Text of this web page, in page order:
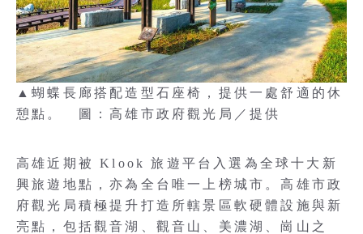
▲蝴蝶長廊搭配造型石座椅，提供一處舒適的休
憩點。 圖：高雄市政府觀光局／提供
高雄近期被 Klook 旅遊平台入選為全球十大新
興旅遊地點，亦為全台唯一上榜城市。高雄市政
府觀光局積極提升打造所轄景區軟硬體設施與新
亮點，包括觀音湖、觀音山、美濃湖、崗山之